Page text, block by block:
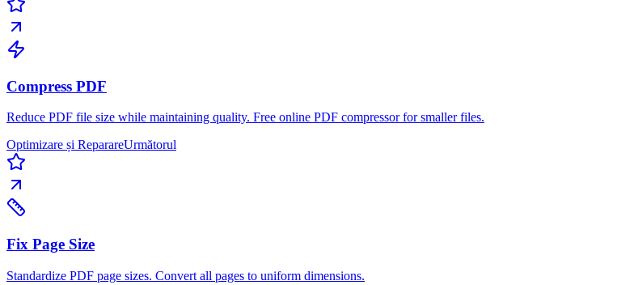
Compress PDF
Reduce PDF file size while maintaining quality. Free online PDF compressor for smaller files.
Optimizare și ReparareUrmătorul
Fix Page Size
Standardize PDF page sizes. Convert all pages to uniform dimensions.